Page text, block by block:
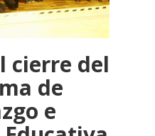
cierre del
de
e